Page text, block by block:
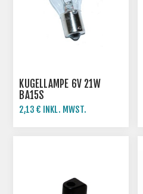
KUGELLAMPE 6V 21W
BA15S
2,13 € INKL. MWST.